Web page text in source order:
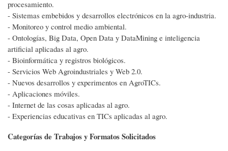
procesamiento.
- Sistemas embebidos y desarrollos electrónicos en la agro-industria.
- Monitoreo y control medio ambiental.
- Ontologías, Big Data, Open Data y DataMining e inteligencia
artificial aplicadas al agro.
- Bioinformática y registros biológicos.
- Servicios Web Agroindustriales y Web 2.0.
- Nuevos desarrollos y experimentos en AgroTICs.
- Aplicaciones móviles.
- Internet de las cosas aplicadas al agro.
- Experiencias educativas en TICs aplicadas al agro.
Categorías de Trabajos y Formatos Solicitados